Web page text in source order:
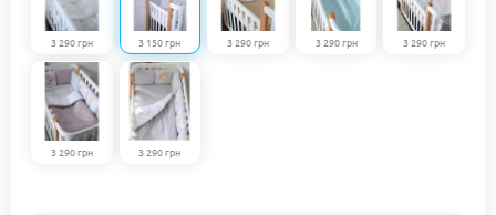
3 290 грн 3 150 грн 3 290 грн 3 290 грн 3 290 грн
3 290 грн 3 290 грн